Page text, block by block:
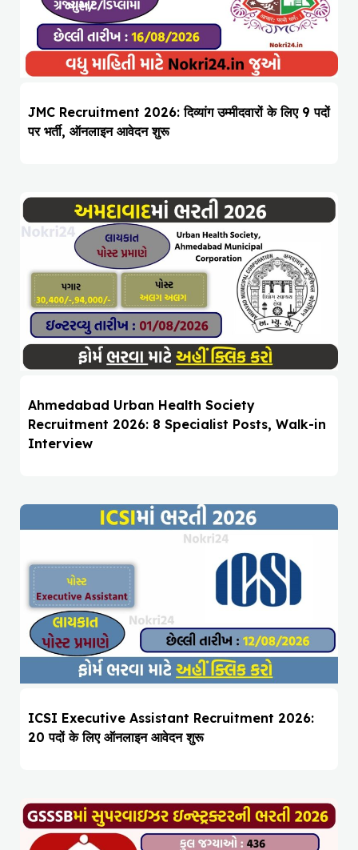
JMC Recruitment 2026: दिव्यांग उम्मीदवारों के लिए 9 पदों
पर भर्ती, ऑनलाइन आवेदन शुरू
Ahmedabad Urban Health Society
Recruitment 2026: 8 Specialist Posts, Walk-in
Interview
ICSI Executive Assistant Recruitment 2026:
20 पदों के लिए ऑनलाइन आवेदन शुरू